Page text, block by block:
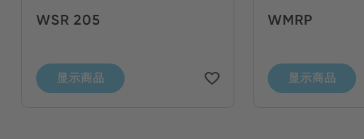
WSR 205
显示商品
WMRP
显示商品